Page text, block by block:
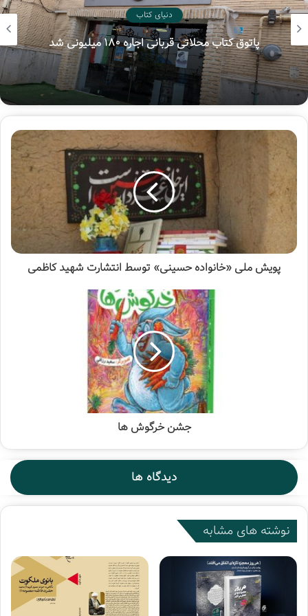
همه‌ی مقیدهاست.همچنین همه‌ی انسان‌ها، فطرتا واسطه‌ی
فیض خود را دوست دارند؛ یعنی کسی که به آن‌ها احسان می‌کند
و واسطه‌ی رسیدن الطاف و نعمات الهی به ایشان است.
از سوی دیگر، ولی الهی که واسطه‌ی فیض است و به همه‌ی
انسان‌ها محبت و احسان دارد نیز در این مسیر آمده تا ظرفیت
همه را به فعلیت برساند؛ بنابراین همه او را دوست دارند.اگرچه
نشناسیم، اما اگر نسبت به او شناختی داشته باشیم، به او مهر
می‌ورزیم. چطور اگر کسی به ما کمکی کند یا شرایطی که نیاز
داریم به ما هدیه با قرضی بدهد، از او خشنود می‌شویم و او را
دوست می‌داریم؛ اما از دوست داشتن کسی که همه‌ی وجود را به
امر الهی، برای هدایت ما داده است، غافل هستیم!
قرآن کریم می‌فرماید، زمانی که در دریا،سختی و آسیبی به شما
می‌رسد و کشتی در گرداب دریا می‌افتد و در حال غرق شدن است،
همه را گم می‌کنید و در آن‌جا فقط خدا را می‌بینید و او را صدا
آن اوضاع، همه فراموش و محو می‌شوند و فقط او‌می‌ماند. در آن
جا انسان رحم حقیقی خودش را می‌شناسد.
دنیای کتاب
پاتوق کتاب محلاتی قربانی اجاره ۱۸۰ میلیونی شد
پویش ملی «خانواده حسینی» توسط انتشارت شهید کاظمی
جشن خرگوش ها
دیدگاه ها
نوشته های مشابه